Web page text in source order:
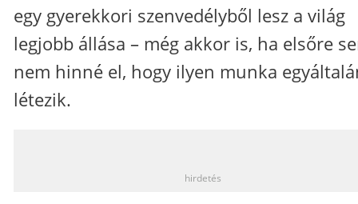
egy gyerekkori szenvedélyből lesz a világ
legjobb állása – még akkor is, ha elsőre
nem hinné el, hogy ilyen munka
létezik.
hirdetés